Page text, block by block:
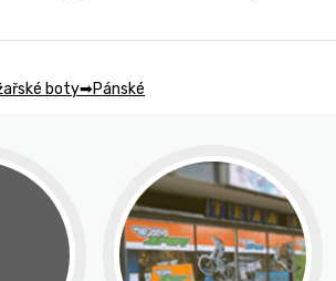
boty Pánské